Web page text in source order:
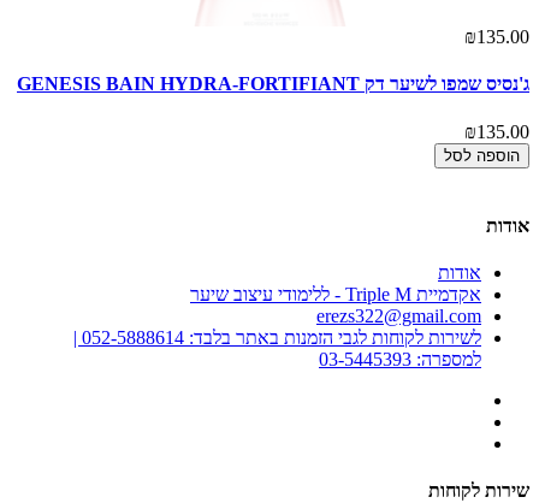
₪135.00
ג'נסיס שמפו לשיער דק GENESIS BAIN HYDRA-FORTIFIANT
₪135.00
הוספה לסל
אודות
אודות
אקדמיית Triple M - ללימודי עיצוב שיער
erezs322@gmail.com
לשירות לקוחות לגבי הזמנות באתר בלבד: 052-5888614 |
למספרה: 03-5445393
שירות לקוחות